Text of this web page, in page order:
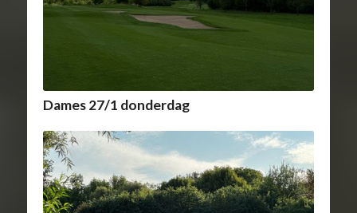
Dames 27/1 donderdag